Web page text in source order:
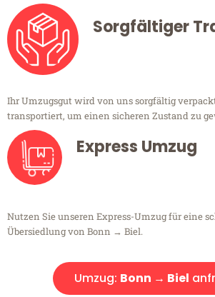
Sorgfältiger
Ihr Umzugsgut wird von uns sorgfältig
transportiert, um einen sicheren Zustand zu
Express Umzug
Nutzen Sie unseren Express-Umzug für eine
Übersiedlung von Bonn → Biel.
Umzug: Bonn → Biel